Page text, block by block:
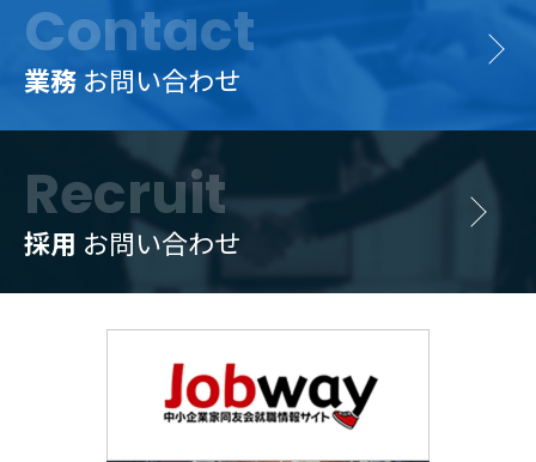
Contact
業務 お問い合わせ
Recruit
採用 お問い合わせ